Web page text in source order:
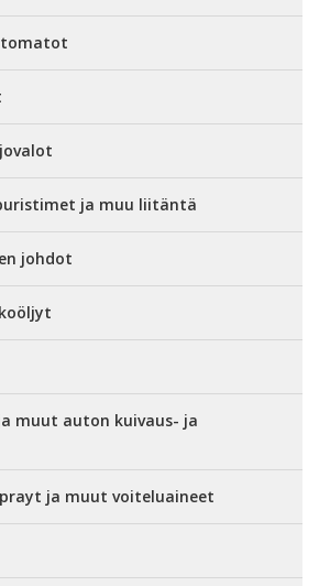
ja muu liitäntä
johdot
muut auton kuivaus- ja
ja muut voiteluaineet